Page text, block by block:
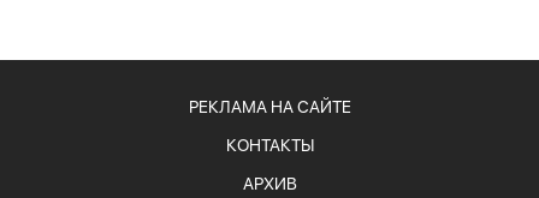
РЕКЛАМА НА САЙТЕ
КОНТАКТЫ
АРХИВ